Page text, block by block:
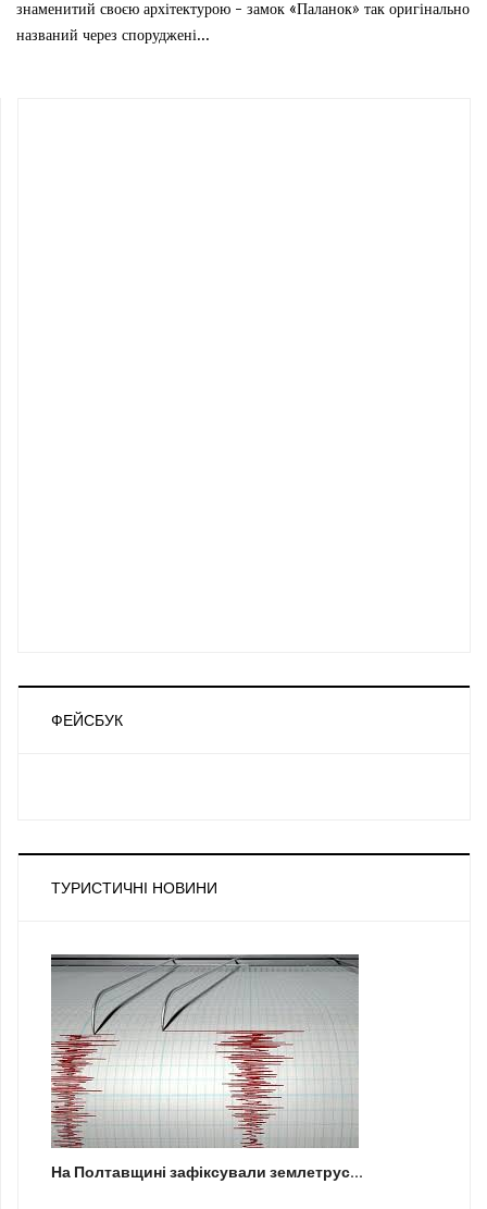
знаменитий своєю архітектурою - замок «Паланок» так оригінально
названий через споруджені...
ФЕЙСБУК
ТУРИСТИЧНІ НОВИНИ
На Полтавщині зафіксували землетрус...